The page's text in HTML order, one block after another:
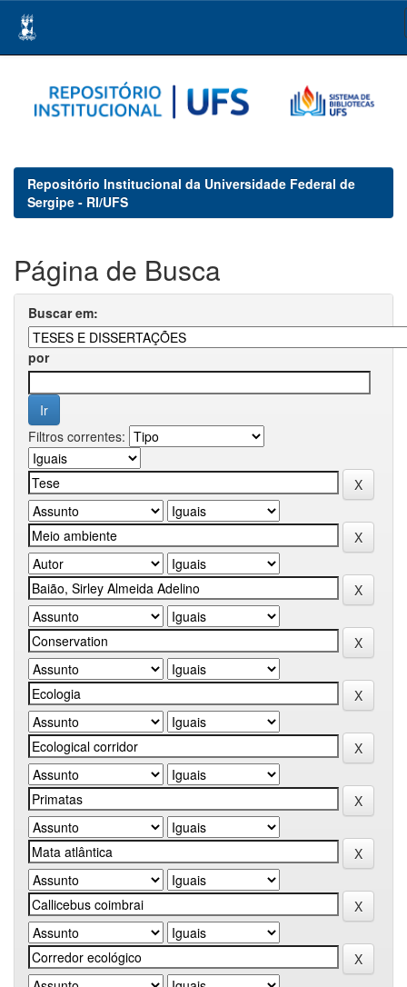
navigation
Repositório Institucional da Universidade Federal de
Sergipe - RI/UFS
Página de Busca
Buscar em:
por
Filtros correntes: